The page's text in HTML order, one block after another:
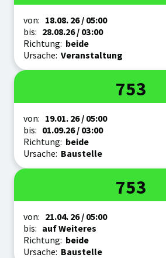
Zeitraum
von: 18.08. 26/ 05:00
bis: 28.08.26/ 03:00
Richtung: beide
Ursache: Veranstaltung
Linie
753
Zeitraum
von: 19.01. 26/ 05:00
bis: 01.09.26/ 03:00
Richtung: beide
Ursache: Baustelle
Linie
753
Zeitraum
von: 21.04. 26/ 05:00
bis: auf Weiteres
Richtung: beide
Ursache: Baustelle